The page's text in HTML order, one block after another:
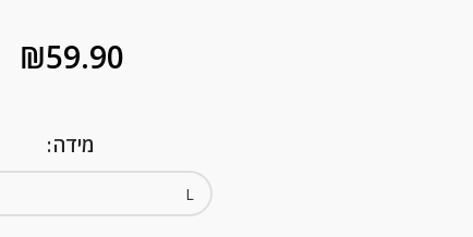
₪59.90
מידה